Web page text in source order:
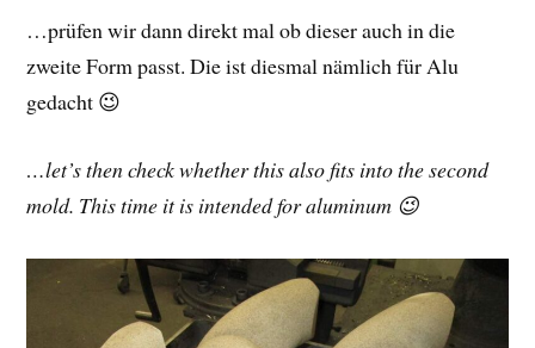
…prüfen wir dann direkt mal ob dieser auch in die
zweite Form passt. Die ist diesmal nämlich für Alu
gedacht 😉
…let’s then check whether this also fits into the second
mold. This time it is intended for aluminum 😉